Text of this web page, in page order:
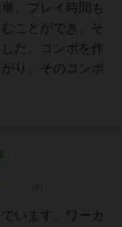
。プレイ時間も
ことができ、そ
た。コンボを作
り、そのコンボ
います。ワーカ